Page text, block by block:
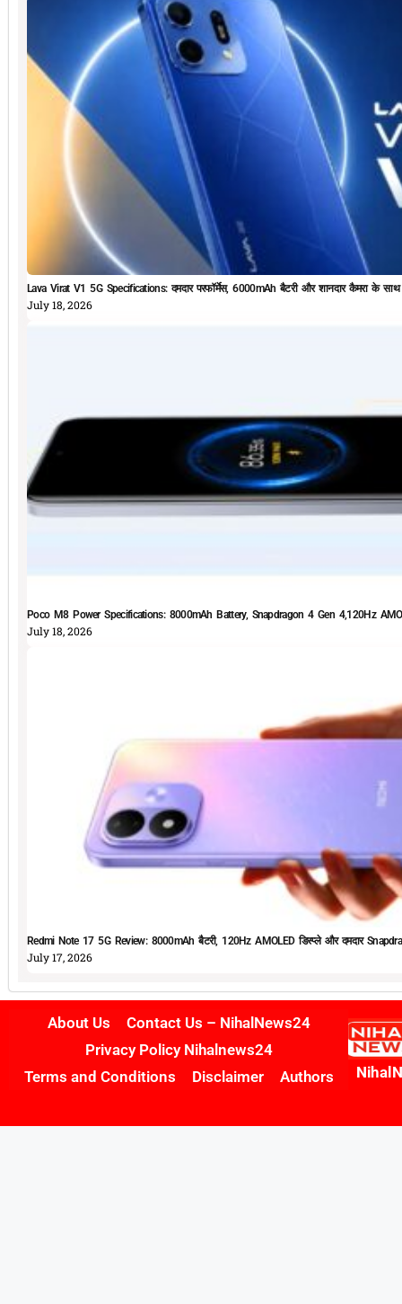
Lava Virat V1 5G Specifications: दमदार परफॉर्मेस, 6000mAh बैटरी और शानदार कैमरा के
July 18, 2026
Poco M8 Power Specifications: 8000mAh Battery, Snapdragon 4 Gen 4,120Hz
July 18, 2026
Redmi Note 17 5G Review: 8000mAh बैटरी, 120Hz AMOLED डिस्प्ले और दमदार
July 17, 2026
About Us
Contact Us – NihalNews24
Privacy Policy Nihalnews24
Terms and Conditions
Disclaimer Authors